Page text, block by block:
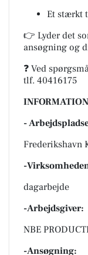
Et stærkt
👉 Lyder det
ansøgning og
❓ Ved
tlf. 40416175
-
Frederikshavn
-
dagarbejde
-Arbejdsgiver:
NBE
-Ansøgning: